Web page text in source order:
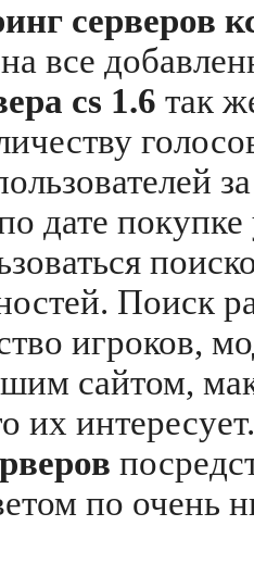
серверов
все
cs 1.6 так
дате
Поиск
игроков,
сайтом,
их
по очень